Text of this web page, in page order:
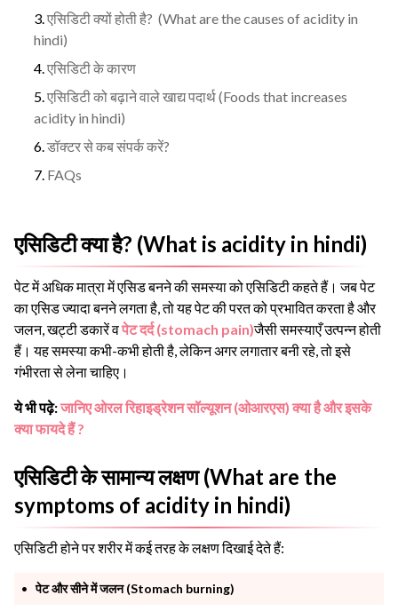
एसिडिटी क्यों होती है? (What are the causes of acidity in
hindi)
एसिडिटी के कारण
एसिडिटी को बढ़ाने वाले खाद्य पदार्थ (Foods that increases
acidity in hindi)
डॉक्टर से कब संपर्क करें?
FAQs
एसिडिटी क्या है? (What is acidity in hindi)
पेट में अधिक मात्रा में एसिड बनने की समस्या को एसिडिटी कहते हैं। जब पेट
का एसिड ज्यादा बनने लगता है, तो यह पेट की परत को प्रभावित करता है और
जलन, खट्टी डकारें वपेट दर्द (stomach pain)जैसी समस्याएँ उत्पन्न होती
हैं। यह समस्या कभी-कभी होती है, लेकिन अगर लगातार बनी रहे, तो इसे
गंभीरता से लेना चाहिए।
ये भी पढ़े:जानिए ओरल रिहाइड्रेशन सॉल्यूशन (ओआरएस) क्या है और इसके
क्या फायदे हैं ?
एसिडिटी के सामान्य लक्षण (What are the
symptoms of acidity in hindi)
एसिडिटी होने पर शरीर में कई तरह के लक्षण दिखाई देते हैं:
पेट और सीने में जलन (Stomach burning)